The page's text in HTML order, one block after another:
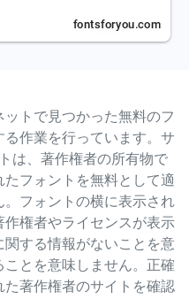
トで見つかった無料のフ
作業を行っています。サ
は、著作権者の所有物で
フォントを無料として適
フォントの横に表示され
権者やライセンスが表示
する情報がないことを意
とを意味しません。正確
著作権者のサイトを確認